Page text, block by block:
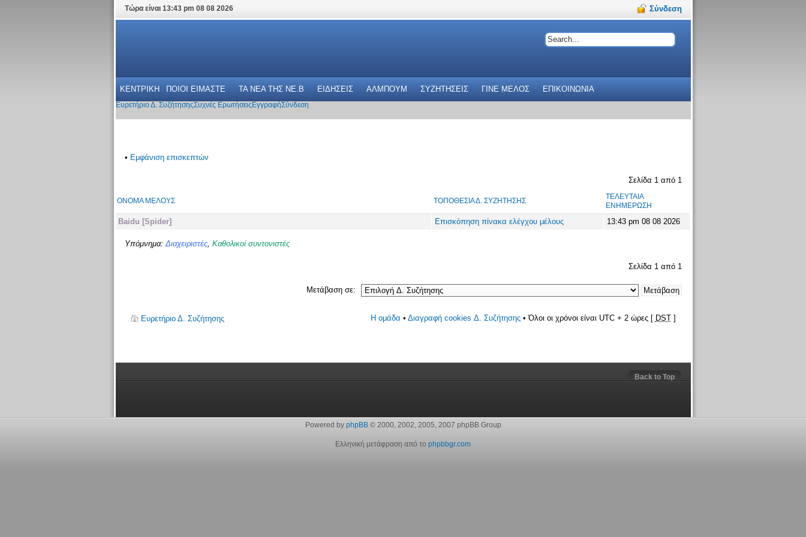
Τώρα είναι 13:43 pm 08 08 2026 Σύνδεση
ΚΕΝΤΡΙΚΗ ΠΟΙΟΙ ΕΙΜΑΣΤΕ ΤΑ ΝΕΑ THΣ NE.B ΕΙΔΗΣΕΙΣ ΑΛΜΠΟΥΜ ΣΥΖΗΤΗΣΕΙΣ ΓΙΝΕ ΜΕΛΟΣ ΕΠΙΚΟΙΝΩΝΙΑ
Ευρετήριο Δ. ΣυζήτησηςΣυχνές Ερωτήσεις ΕγγραφήΣύνδεση
• Εμφάνιση επισκεπτών
Σελίδα 1από 1
ΌΝΟΜΑ ΜΈΛΟΥΣ ΤΟΠΟΘΕΣΊΑ Δ. ΣΥΖΉΤΗΣΗΣ
ΤΕΛΕΥΤΑΊΑ
ΕΝΗΜΈΡΩΣΗ
Baidu [Spider] Επισκόπηση πίνακα ελέγχου μέλους 13:43 pm 08 08 2026
Υπόμνημα:Διαχειριστές, Καθολικοί συντονιστές
Σελίδα 1από 1
Μετάβαση σε:
Ευρετήριο Δ. Συζήτησης Η ομάδα • Διαγραφή cookies Δ. Συζήτησης• Όλοι οι χρόνοι είναι UTC + 2 ώρες [ DST]
Back to Top
Powered by phpBB© 2000, 2002, 2005, 2007 phpBB Group
Ελληνική μετάφραση από το phpbbgr.com